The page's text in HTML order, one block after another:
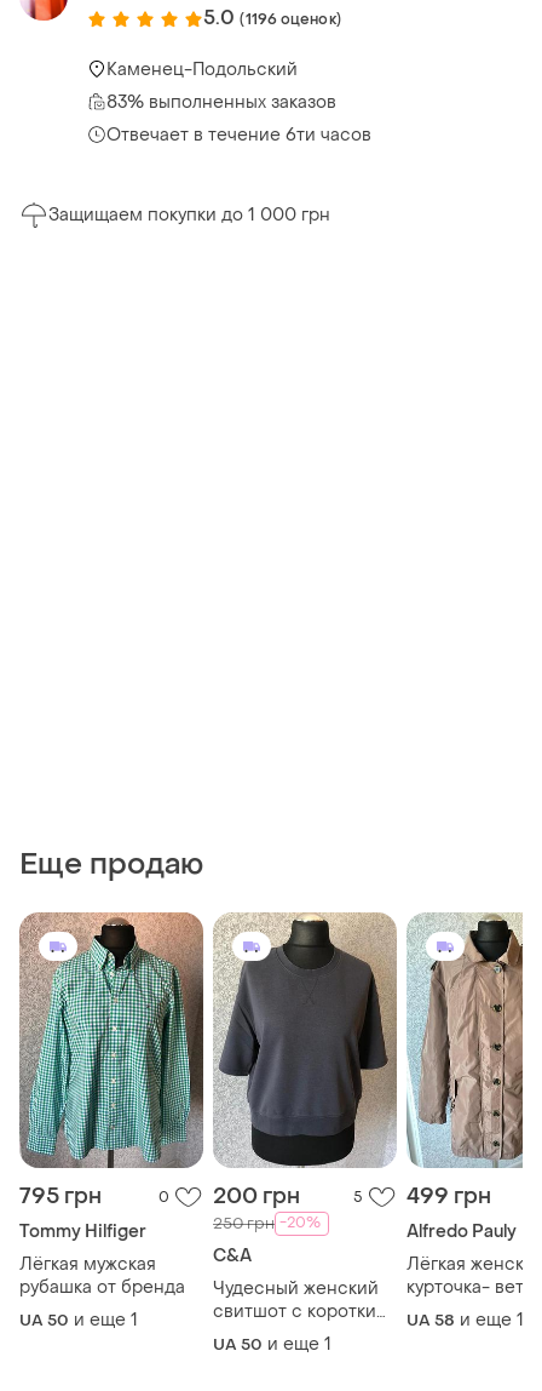
5.0 (1196 оценок)
Каменец-Подольский
83% выполненных заказов
Отвечает в течение 6ти часов
Защищаем покупки до 1 000 грн
Еще продаю
795 грн 0
Tommy Hilfiger
Лёгкая мужская
рубашка от бренда
UA 50 и еще 1
200 грн 5
250 грн -20%
C&A
Чудесный женский
свитшот с коротким
рукавом
UA 50 и еще 1
499 грн
Alfredo Pauly
Лёгкая женская
курточка-
батал
UA 58 и еще 1